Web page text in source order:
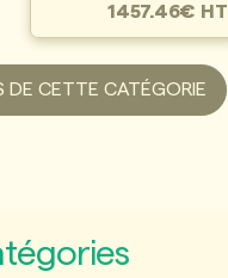
1457.46€ HT
DE CETTE CATÉGORIE